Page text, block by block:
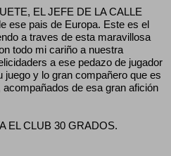
EL JEFE DE LA CALLE
ese pais de Europa. Este es el
a traves de esta maravillosa
todo mi cariño a nuestra
a ese pedazo de jugador
y lo gran compañero que es
de esa gran afición
EL CLUB 30 GRADOS.